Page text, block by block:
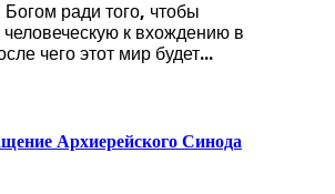
ради того, чтобы
человеческую к вхождению в
чего этот мир будет...
Архиерейского Синода